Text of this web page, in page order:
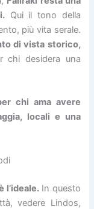
Qui il tono della
più vita serale.
di vista storico,
chi desidera una
chi ama avere
locali e una
l’ideale.In questo
vedere Lindos,